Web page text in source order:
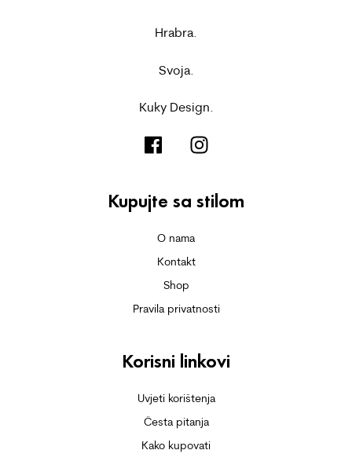
Hrabra.
Svoja.
Kuky Design.
Kupujte sa stilom
O nama
Kontakt
Shop
Pravila privatnosti
Korisni linkovi
Uvjeti korištenja
Česta pitanja
Kako kupovati